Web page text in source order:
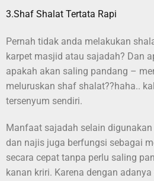
3.Shaf Shalat Tertata Rapi
Pernah tidak anda melakukan
karpet masjid atau sajadah? Dan
apakah akan saling pandang –
meluruskan shaf shalat??haha..
tersenyum sendiri.
Manfaat sajadah selain
dan najis juga berfungsi sebagai
secara cepat tanpa perlu saling
kanan kriri. Karena dengan